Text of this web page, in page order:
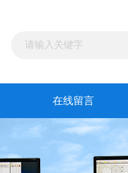
在线留言